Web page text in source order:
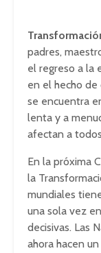
padres,
el regreso a la
en el hecho
se encuentra
lenta y a
afectan a
En la próxima
la
mundiales
una sola vez
decisivas. Las
ahora hacen